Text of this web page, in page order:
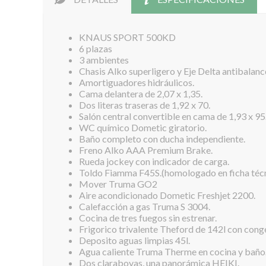
KNAUS SPORT 500KD
6 plazas
3 ambientes
Chasis Alko superligero y Eje Delta
Amortiguadores hidráulicos.
Cama delantera de 2,07 x 1,35.
Dos literas traseras de 1,92 x 70.
Salón central convertible en cama de 1,93 x
WC químico Dometic giratorio.
Baño completo con ducha independiente.
Freno Alko AAA Premium Brake.
Rueda jockey con indicador de carga.
Toldo Fiamma F45S.(homologado en ficha
Mover Truma GO2
Aire acondicionado Dometic Freshjet 2200.
Calefacción a gas Truma S 3004.
Cocina de tres fuegos sin estrenar.
Frigorico trivalente Theford de 142l con
Deposito aguas limpias 45l.
Agua caliente Truma Therme en cocina y
Dos claraboyas, una panorámica HEIKI.